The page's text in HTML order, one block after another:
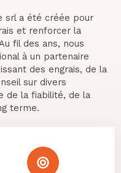
srl a été créée pour
et renforcer la
fil des ans, nous
à un partenaire
des engrais, de la
sur divers
de la fiabilité, de la
terme.